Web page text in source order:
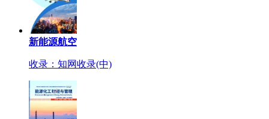
新能源航空
收录：知网收录(中)